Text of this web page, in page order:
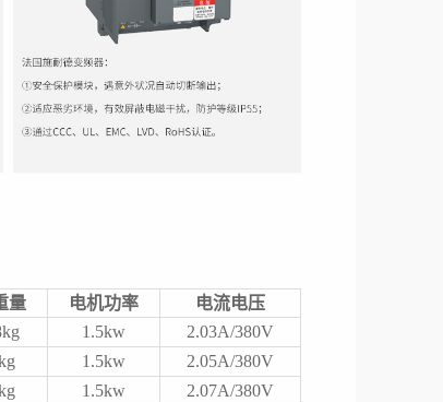
量 电机功率
电流电压
1.5kw
2.03A/380V
1.5kw
2.05A/380V
1.5kw
2.07A/380V